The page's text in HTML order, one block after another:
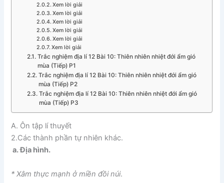
Xem lời giải
Xem lời giải
Xem lời giải
Xem lời giải
Xem lời giải
Xem lời giải
Trắc nghiệm địa lí 12 Bài 10: Thiên nhiên nhiệt đới ẩm gió
mùa (Tiếp) P1
Trắc nghiệm địa lí 12 Bài 10: Thiên nhiên nhiệt đới ẩm gió
mùa (Tiếp) P2
Trắc nghiệm địa lí 12 Bài 10: Thiên nhiên nhiệt đới ẩm gió
mùa (Tiếp) P3
A. Ôn tập lí thuyết
2.Các thành phần tự nhiên khác.
a. Địa hình.
* Xâm thực mạnh ở miền đồi núi.